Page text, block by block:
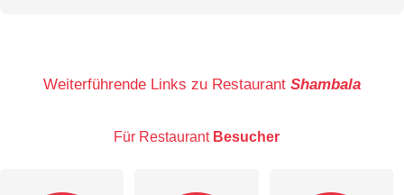
E-Mail-Adresse (wird nicht veröffentlicht)
Weiterführende Links zu Restaurant Shambala
Für Restaurant Besucher